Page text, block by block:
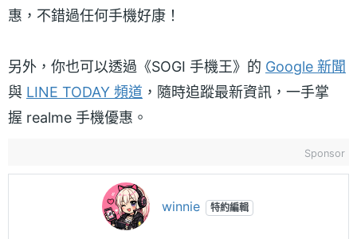
惠，不錯過任何手機好康！
另外，你也可以透過《SOGI 手機王》的 Google 新聞
與 LINE TODAY 頻道 ，隨時追蹤最新資訊，一手掌
握 realme 手機優惠。
Sponsor
winnie 特約編輯